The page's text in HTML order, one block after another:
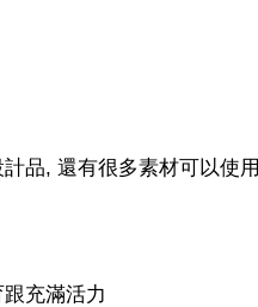
品, 還有很多素材可以使用
充滿活力